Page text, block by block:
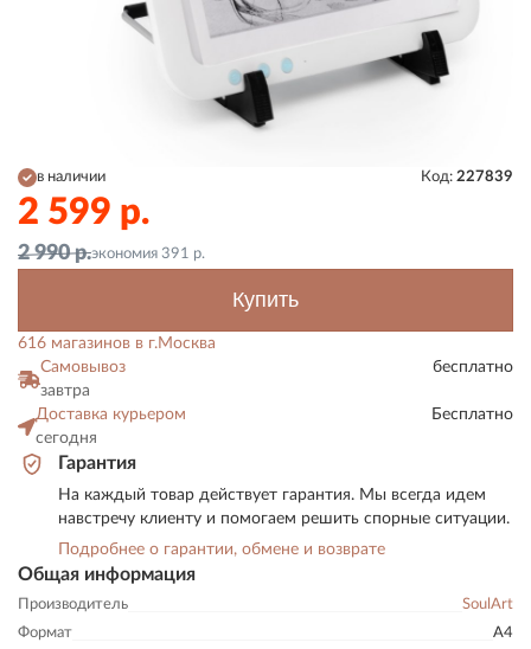
Общая информация
Производитель
SoulArt
Формат
А4
в наличии Код: 227839
2 599 р.
2 990р.экономия 391 р.
Купить
616 магазинов в г.Москва
Самовывоз
завтра
бесплатно
Доставка курьером
сегодня
Бесплатно
Гарантия
На каждый товар действует гарантия. Мы всегда идем
навстречу клиенту и помогаем решить спорные ситуации.
Подробнее о гарантии, обмене и возврате